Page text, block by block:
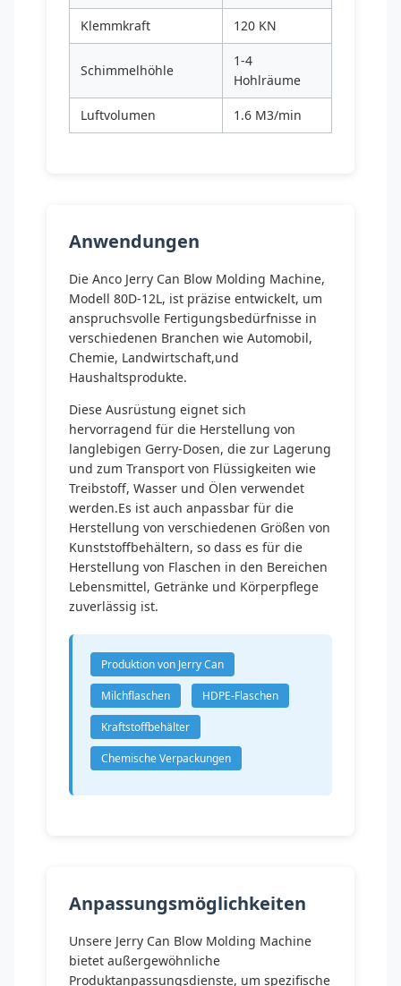
Klemmkraft 120 KN
Schimmelhöhle
1-4
Hohlräume
Luftvolumen 1.6 M3/min
Anwendungen
Die Anco Jerry Can Blow Molding Machine,
Modell 80D-12L, ist präzise entwickelt, um
anspruchsvolle Fertigungsbedürfnisse in
verschiedenen Branchen wie Automobil,
Chemie, Landwirtschaft,und
Haushaltsprodukte.
Diese Ausrüstung eignet sich
hervorragend für die Herstellung von
langlebigen Gerry-Dosen, die zur Lagerung
und zum Transport von Flüssigkeiten wie
Treibstoff, Wasser und Ölen verwendet
werden.Es ist auch anpassbar für die
Herstellung von verschiedenen Größen von
Kunststoffbehältern, so dass es für die
Herstellung von Flaschen in den Bereichen
Lebensmittel, Getränke und Körperpflege
zuverlässig ist.
Produktion von Jerry Can
Milchflaschen HDPE-Flaschen
Kraftstoffbehälter
Chemische Verpackungen
Anpassungsmöglichkeiten
Unsere Jerry Can Blow Molding Machine
bietet außergewöhnliche
Produktanpassungsdienste, um spezifische